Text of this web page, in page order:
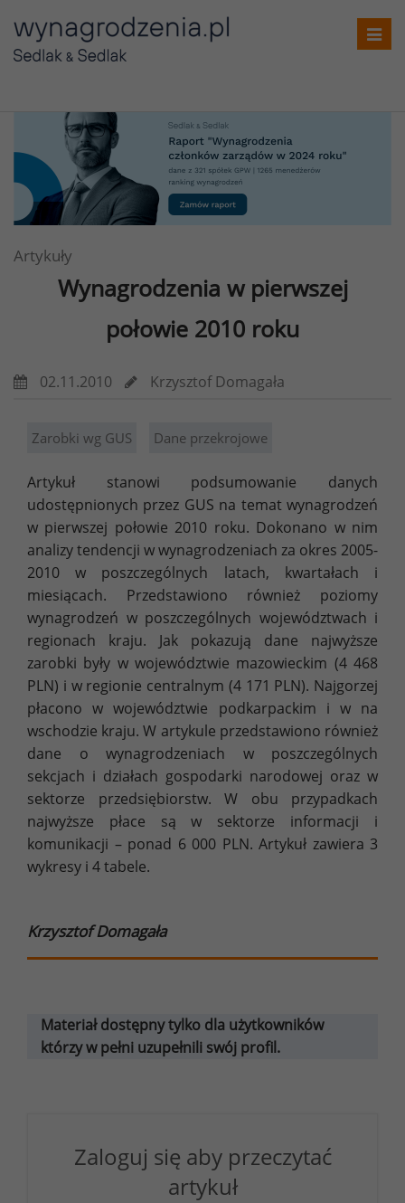
Artykuły
Wynagrodzenia w pierwszej
połowie 2010 roku
02.11.2010 Krzysztof Domagała
Zarobki wg GUS Dane przekrojowe
Artykuł stanowi podsumowanie danych
udostępnionych przez GUS na temat wynagrodzeń
w pierwszej połowie 2010 roku. Dokonano w nim
analizy tendencji w wynagrodzeniach za okres 2005-
2010 w poszczególnych latach, kwartałach i
miesiącach. Przedstawiono również poziomy
wynagrodzeń w poszczególnych województwach i
regionach kraju. Jak pokazują dane najwyższe
zarobki były w województwie mazowieckim (4 468
PLN) i w regionie centralnym (4 171 PLN). Najgorzej
płacono w województwie podkarpackim i w na
wschodzie kraju. W artykule przedstawiono również
dane o wynagrodzeniach w poszczególnych
sekcjach i działach gospodarki narodowej oraz w
sektorze przedsiębiorstw. W obu przypadkach
najwyższe płace są w sektorze informacji i
komunikacji – ponad 6 000 PLN. Artykuł zawiera 3
wykresy i 4 tabele.
Krzysztof Domagała
Materiał dostępny tylko dla użytkowników
którzy w pełni uzupełnili swój profil.
Zaloguj się aby przeczytać
artykuł